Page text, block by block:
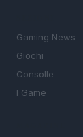
Gaming News
Giochi
Consolle
I Game